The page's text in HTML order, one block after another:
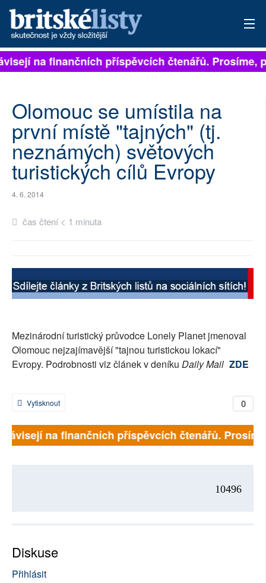
PŘIHLÁSIT
ARCHIV
ROZHOVORY
TÉMATA
NEJČTENĚJŠÍ ZA 7 DNÍ
AUTOŘI
SOCIÁLNÍ SÍTĚ
PLNÁ VERZE STRÁNEK
na finančních příspěvcích čtenářů. Prosíme,
Olomouc se umístila na
první místě "tajných" (tj.
neznámých) světových
turistických cílů Evropy
4. 6. 2014
čas čtení < 1 minuta
Mezinárodní turistický průvodce Lonely Planet jmenoval
Olomouc nejzajímavější "tajnou turistickou lokací"
Evropy. Podrobnosti viz článek v deníku Daily Mail ZDE
0
Vytisknout
na finančních příspěvcích čtenářů.
10496
Diskuse
Přihlásit